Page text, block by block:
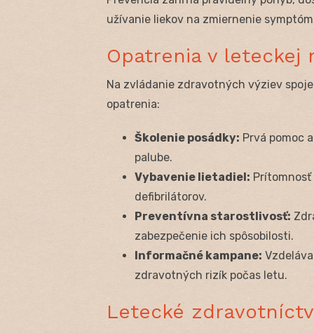
užívanie liekov na zmiernenie
Opatrenia v leteckej
Na zvládanie zdravotných výziev
opatrenia:
Školenie posádky: Prvá pomoc
palube.
Vybavenie lietadiel: Prítomnosť
defibrilátorov.
Preventívna starostlivosť:
zabezpečenie ich spôsobilosti.
Informačné kampane:
zdravotných rizík počas letu.
Letecké